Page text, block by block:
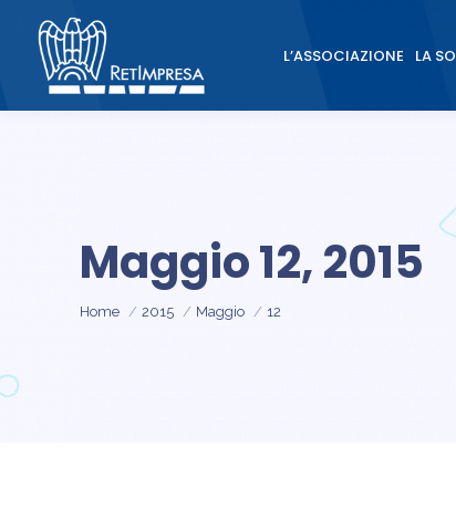
L’ASSOCIAZIONE LA
Maggio 12, 2015
Tu sei qui:
Home 2015 Maggio 12
L’ASSOCIAZIONE LA